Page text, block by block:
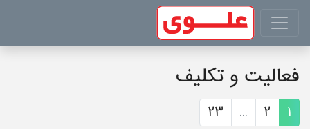
فعالیت و تکلیف
1
2
...
23